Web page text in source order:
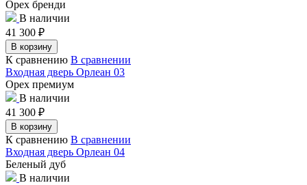
Орех бренди
В наличии
41 300 ₽
В корзину
К сравнению В сравнении
Входная дверь Орлеан 03
Орех премиум
В наличии
41 300 ₽
В корзину
К сравнению В сравнении
Входная дверь Орлеан 04
Беленый дуб
В наличии